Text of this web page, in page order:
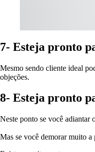
7- Esteja pronto
Mesmo sendo cliente ideal
objeções.
8- Esteja pronto
Neste ponto se você adiantar
Mas se você demorar muito a